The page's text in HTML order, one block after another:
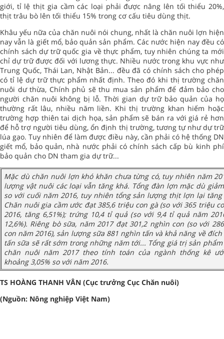
giới, tỉ lệ thịt gia cầm các loại phải được nâng lên tối thiểu 20%,
thịt trâu bò lên tối thiểu 15% trong cơ cấu tiêu dùng thịt.
Khâu yếu nữa của chăn nuôi nói chung, nhất là chăn nuôi lợn hiện
nay vẫn là giết mổ, bảo quản sản phẩm. Các nước hiện nay đều có
chính sách dự trữ quốc gia về thực phẩm, tuy nhiên chúng ta mới
chỉ dự trữ được đối với lương thực. Nhiều nước trong khu vực như
Trung Quốc, Thái Lan, Nhật Bản... đều đã có chính sách cho phép
có tỉ lệ dự trữ thực phẩm nhất định. Theo đó khi thị trường chăn
nuôi dư thừa, Chính phủ sẽ thu mua sản phẩm để đảm bảo cho
người chăn nuôi không bị lỗ. Thời gian dự trữ bảo quản của họ
thường rất lâu, nhiều năm liền. Khi thị trường khan hiếm hoặc
trường hợp thiên tai dịch họa, sản phẩm sẽ bán ra với giá rẻ hơn
để hỗ trợ người tiêu dùng, ổn định thị trường, tương tự như dự trữ
lúa gạo. Tuy nhiên để làm được điều này, cần phải có hệ thống DN
giết mổ, bảo quản, nhà nước phải có chính sách cấp bù kinh phí
bảo quản cho DN tham gia dự trữ...
Mặc dù chăn nuôi lợn khó khăn chưa từng có, tuy nhiên năm
lượng vật nuôi các loại vẫn tăng khá. Tổng đàn lợn mặc dù
so với cuối năm 2016, tuy nhiên tổng sản lượng thịt lợn lại tăng
Chăn nuôi gia cầm ước đạt 385,6 triệu con gà (so với 365 triệu
2016, tăng 6,51%); trứng 10,4 tỉ quả (so với 9,4 tỉ quả năm
12,6%). Riêng bò sữa, năm 2017 đạt 301,2 nghìn con (so với
con năm 2016), sản lượng sữa 881 nghìn tấn và khả năng về
tấn sữa sẽ rất sớm trong những năm tới... Tổng giá trị sản
chăn nuôi năm 2017 theo tính toán của ngành thống kê
khoảng 3,05% so với năm 2016.
TS HOÀNG THANH VÂN (Cục trưởng Cục Chăn nuôi)
(Nguồn: Nông nghiệp Việt Nam)